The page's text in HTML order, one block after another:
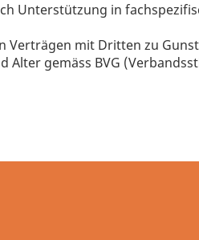
Unterstützung in
Verträgen mit Dritten zu
Alter gemäss BVG